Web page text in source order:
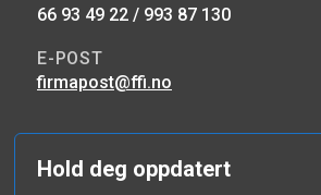
66 93 49 22 / 993 87 130
E-POST
firmapost@ffi.no
Hold deg oppdatert